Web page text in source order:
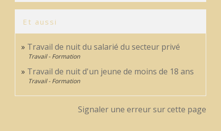
Et aussi
Travail de nuit du salarié du secteur privé
Travail - Formation
Travail de nuit d'un jeune de moins de 18 ans
Travail - Formation
Signaler une erreur sur cette page